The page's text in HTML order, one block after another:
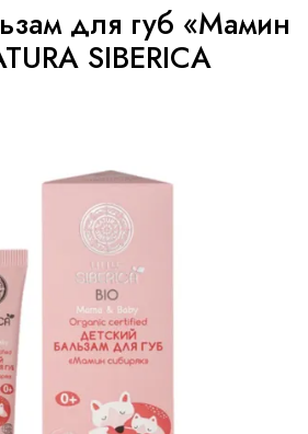
для губ «Мамин
SIBERICA